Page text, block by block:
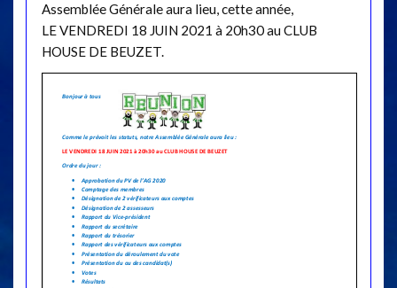
Assemblée Générale aura lieu, cette année,
LE VENDREDI 18 JUIN 2021 à 20h30 au CLUB
HOUSE DE BEUZET.